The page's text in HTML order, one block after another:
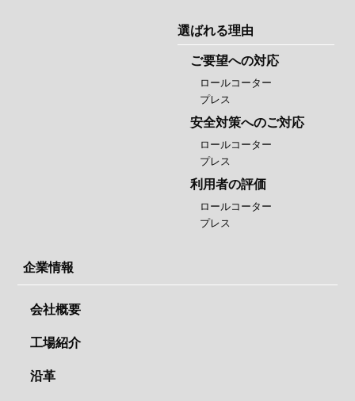
選ばれる理由
ご要望への対応
ロールコーター
プレス
安全対策へのご対応
ロールコーター
プレス
利用者の評価
ロールコーター
プレス
企業情報
会社概要
工場紹介
沿革